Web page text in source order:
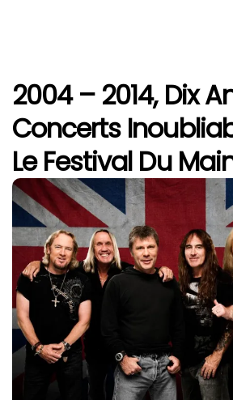
2004 – 2014, Dix
Concerts
Le Festival Du